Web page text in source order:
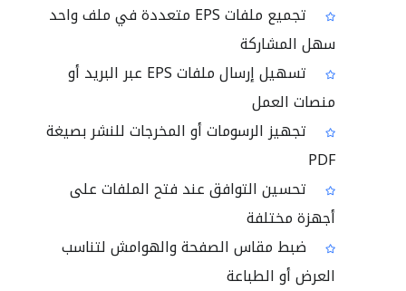
تجميع ملفات EPS متعددة في ملف واحد
سهل المشاركة
تسهيل إرسال ملفات EPS عبر البريد أو
منصات العمل
تجهيز الرسومات أو المخرجات للنشر بصيغة
PDF
تحسين التوافق عند فتح الملفات على
أجهزة مختلفة
ضبط مقاس الصفحة والهوامش لتناسب
العرض أو الطباعة